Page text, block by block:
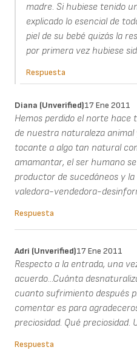
madre. Si hubiese tenido
explicado lo esencial de
piel de su bebé quizás la
por primera vez hubiese
Respuesta
Diana (unverified)17 Ene 2011
Hemos perdido el norte hace
de nuestra naturaleza
tocante a algo tan natural
amamantar, el ser humano
productor de sucedáneos y
valedora-vendedora-
Respuesta
Adri (unverified)17 Ene 2011
Respecto a la entrada, una
acuerdo...Cuánta
cuanto sufrimiento después
comentar es para
preciosidad. Qué preciosidad.
Respuesta